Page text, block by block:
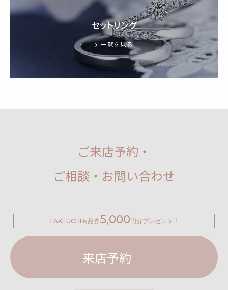
セットリング
一覧を見る
ご来店予約・
ご相談・お問い合わせ
TAKEUCHI商品券5,000円分プレゼント！
来店予約